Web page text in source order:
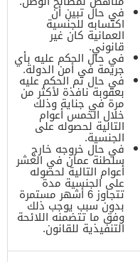
في حال تبين أن
اكتسابه للجنسية
العمانية كان غير
قانوني.
في حال الحكم عليه بأي
جريمة في أمن الدولة.
في حال تم الحكم عليه
بعقوبة نافذة لأكثر من
مرة في جناية وذلك
خلال الخمس أعوام
التالية لحصوله على
الجنسية.
في حال خروجه خارج
سلطنة عمان في العشر
أعوام التالية لحصوله
على الجنسية مدة
تتجاوز 6 أشهر مستمرة
بدون سبب يوجب ذلك
وفق ما تتضمنه اللائحة
التنفيذية للقانون.